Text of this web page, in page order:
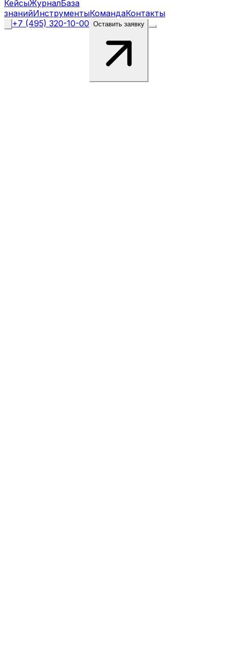
КейсыЖурналБаза
знанийИнструментыКомандаКонтакты
+7 (495) 320-10-00 Оставить заявку